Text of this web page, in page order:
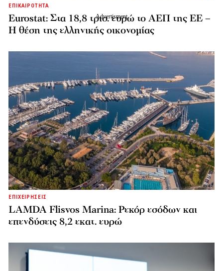
ΕΠΙΚΑΙΡΟΤΗΤΑ
Eurostat: Στα 18,8 τρισ. ευρώ το ΑΕΠ της ΕΕ –
Η θέση της ελληνικής οικονομίας
ΕΠΙΧΕΙΡΗΣΕΙΣ
LAMDA Flisvos Marina: Ρεκόρ εσόδων και
επενδύσεις 8,2 εκατ. ευρώ